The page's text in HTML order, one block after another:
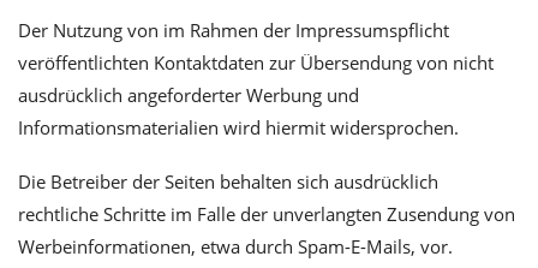
Der Nutzung von im Rahmen der Impressumspflicht
veröffentlichten Kontaktdaten zur Übersendung von nicht
ausdrücklich angeforderter Werbung und
Informationsmaterialien wird hiermit widersprochen.
Die Betreiber der Seiten behalten sich ausdrücklich
rechtliche Schritte im Falle der unverlangten Zusendung von
Werbeinformationen, etwa durch Spam-E-Mails, vor.